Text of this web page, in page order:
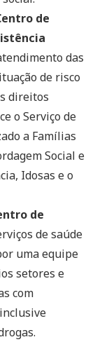
de
das
de risco
direitos
o Serviço de
a Famílias
Social e
Idosas e o
de
de saúde
uma equipe
setores e
com